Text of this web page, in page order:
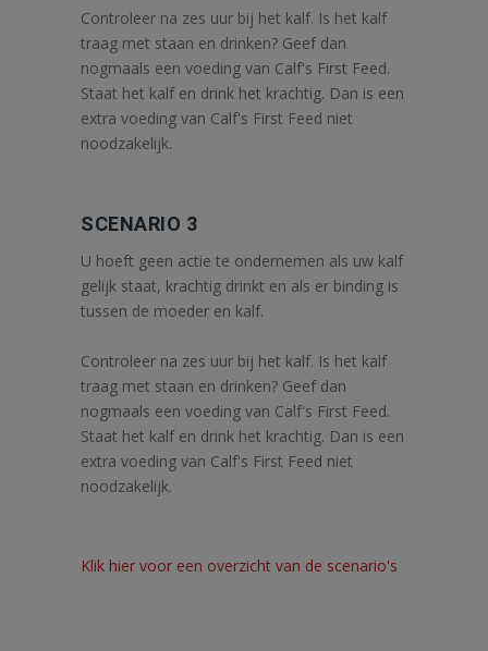
Controleer na zes uur bij het kalf. Is het kalf
traag met staan en drinken? Geef dan
nogmaals een voeding van Calf's First Feed.
Staat het kalf en drink het krachtig. Dan is een
extra voeding van Calf's First Feed niet
noodzakelijk.
SCENARIO 3
U hoeft geen actie te ondernemen als uw kalf
gelijk staat, krachtig drinkt en als er binding is
tussen de moeder en kalf.
Controleer na zes uur bij het kalf. Is het kalf
traag met staan en drinken? Geef dan
nogmaals een voeding van Calf's First Feed.
Staat het kalf en drink het krachtig. Dan is een
extra voeding van Calf's First Feed niet
noodzakelijk.
Klik hier voor een overzicht van de scenario's